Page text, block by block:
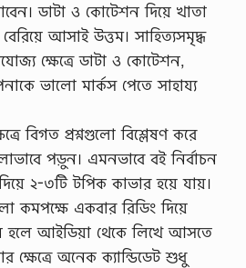
ডাটা ও কোটেশন দিয়ে খাতা
আসাই উত্তম। সাহিত্যসমৃদ্ধ
ক্ষেত্রে ডাটা ও কোটেশন,
ভালো মার্কস পেতে সাহায্য
বিগত প্রশ্নগুলো বিশ্লেষণ করে
পড়ুন। এমনভাবে বই নির্বাচন
২-৩টি টপিক কাভার হয়ে যায়।
কমপক্ষে একবার রিডিং দিয়ে
হলে আইডিয়া থেকে লিখে আসতে
ক্ষেত্রে অনেক ক্যান্ডিডেট শুধু